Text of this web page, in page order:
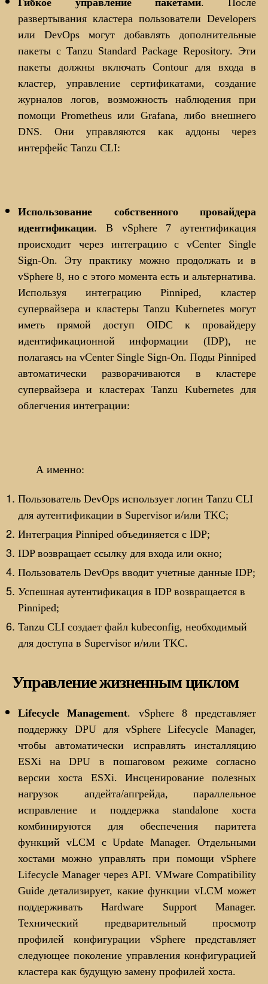
развертывания кластера пользователи Developers
или DevOps могут добавлять дополнительные
пакеты с Tanzu Standard Package Repository. Эти
пакеты должны включать Contour для входа в
кластер, управление сертификатами, создание
журналов логов, возможность наблюдения при
помощи Prometheus или Grafana, либо внешнего
DNS. Они управляются как аддоны через
интерфейс Tanzu CLI:
Использование собственного провайдера
идентификации. В vSphere 7 аутентификация
происходит через интеграцию с vCenter Single
Sign-On. Эту практику можно продолжать и в
vSphere 8, но с этого момента есть и альтернатива.
Используя интеграцию Pinniped, кластер
супервайзера и кластеры Tanzu Kubernetes могут
иметь прямой доступ OIDC к провайдеру
идентификационной информации (IDP), не
полагаясь на vCenter Single Sign-On. Поды Pinniped
автоматически разворачиваются в кластере
супервайзера и кластерах Tanzu Kubernetes для
облегчения интеграции:
А именно:
Пользователь DevOps использует логин Tanzu CLI
для аутентификации в Supervisor и/или TKC;
Интеграция Pinniped объединяется с IDP;
IDP возвращает ссылку для входа или окно;
Пользователь DevOps вводит учетные данные IDP;
Успешная аутентификация в IDP возвращается в
Pinniped;
Tanzu CLI создает файл kubeconfig, необходимый
для доступа в Supervisor и/или TKC.
Управление жизненным циклом
Lifecycle Management. vSphere 8 представляет
поддержку DPU для vSphere Lifecycle Manager,
чтобы автоматически исправлять инсталляцию
ESXi на DPU в пошаговом режиме согласно
версии хоста ESXi. Инсценирование полезных
нагрузок апдейта/апгрейда, параллельное
исправление и поддержка standalone хоста
комбинируются для обеспечения паритета
функций vLCM с Update Manager. Отдельными
хостами можно управлять при помощи vSphere
Lifecycle Manager через API. VMware Compatibility
Guide детализирует, какие функции vLCM может
поддерживать Hardware Support Manager.
Технический предварительный просмотр
профилей конфигурации vSphere представляет
следующее поколение управления конфигурацией
кластера как будущую замену профилей хоста.